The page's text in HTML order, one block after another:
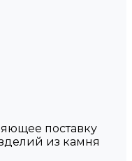
поставку
из камня